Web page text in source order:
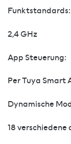
Funktstandards:
2,4 GHz
App Steuerung:
Per Tuya Smart
Dynamische
18